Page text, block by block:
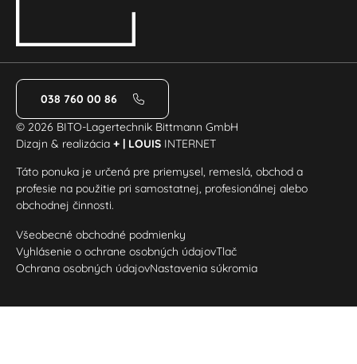
038 760 00 86
© 2026 BITO-Lagertechnik Bittmann GmbH
Dizajn & realizácia+ | LOUIS INTERNET
Táto ponuka je určená pre priemysel, remeslá, obchod a
profesie na použitie pri samostatnej, profesionálnej alebo
obchodnej činnosti.
Všeobecné obchodné podmienky
Vyhlásenie o ochrane osobných údajovTlač
Ochrana osobných údajovNastavenia súkromia